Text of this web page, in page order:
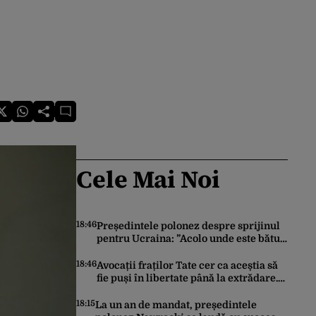
Cele Mai Noi
18:46Președintele polonez despre sprijinul
pentru Ucraina: ”Acolo unde este bătut
18:46Avocații fraților Tate cer ca aceștia să
fie puși în libertate până la extrădare.
instanței
18:15La un an de mandat, președintele